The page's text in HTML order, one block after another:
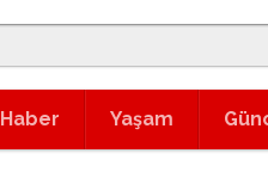
Haber Yaşam